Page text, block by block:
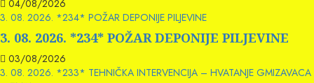
04/08/2026
3. 08. 2026. *234* POŽAR DEPONIJE PILJEVINE
3. 08. 2026. *234* POŽAR DEPONIJE PILJEVINE
03/08/2026
3. 08. 2026. *233* TEHNIČKA INTERVENCIJA – HVATANJE GMIZAVACA